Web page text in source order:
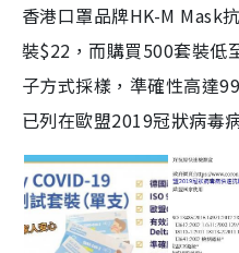
香港口罩品牌HK-M Mask
裝$22，而購買500套裝低
子方式採樣，準確性高達
已列在歐盟2019冠狀病毒